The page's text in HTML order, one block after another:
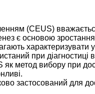
(CEUS)
є основою
характеризувати
при діагностиці
метод вибору при
застосований для